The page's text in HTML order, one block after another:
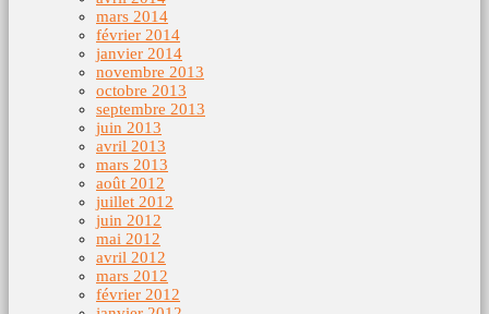
mars 2014
février 2014
janvier 2014
novembre 2013
octobre 2013
septembre 2013
juin 2013
avril 2013
mars 2013
août 2012
juillet 2012
juin 2012
mai 2012
avril 2012
mars 2012
février 2012